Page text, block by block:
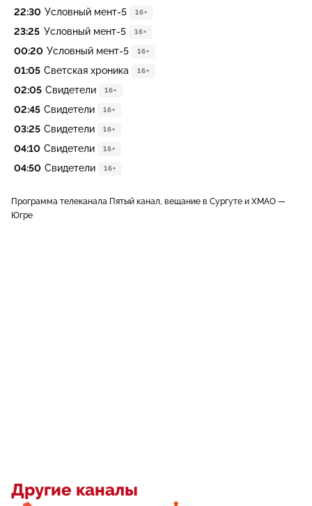
22:30 Условный мент-5 16+
23:25 Условный мент-5 16+
00:20 Условный мент-5 16+
01:05 Светская хроника 16+
02:05 Свидетели 16+
02:45 Свидетели 16+
03:25 Свидетели 16+
04:10 Свидетели 16+
04:50 Свидетели 16+
Программа телеканала Пятый канал, вещание в Сургуте и ХМАО —
Югре
Другие каналы